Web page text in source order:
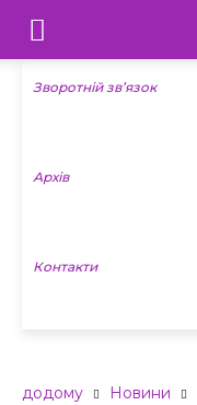
Телебачення
«Капрі»
Новини
Зворотній зв’язок
Архів
Контакти
додому Новини